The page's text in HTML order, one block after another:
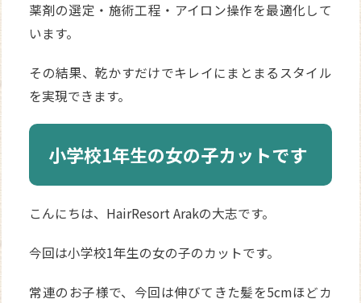
薬剤の選定・施術工程・アイロン操作を最適化して
います。
その結果、乾かすだけでキレイにまとまるスタイル
を実現できます。
小学校1年生の女の子カットです
こんにちは、HairResort Arakの大志です。
今回は小学校1年生の女の子のカットです。
常連のお子様で、今回は伸びてきた髪を5cmほどカ